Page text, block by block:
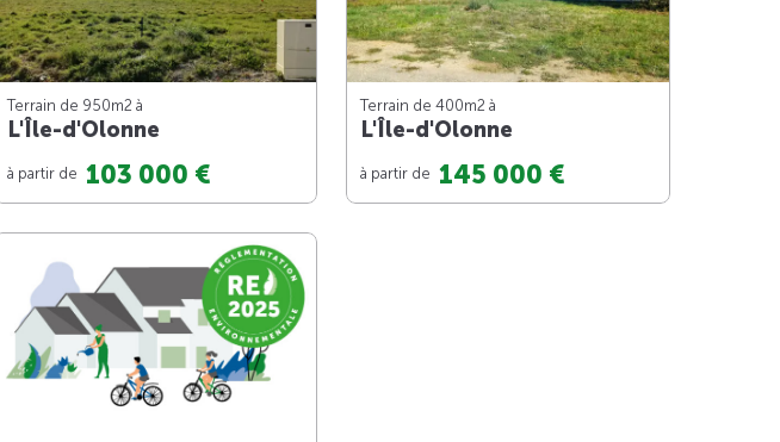
Terrain de 950m2 à
L'Île-d'Olonne
à partir de 103 000 €
Terrain de 400m2 à
L'Île-d'Olonne
à partir de 145 000 €